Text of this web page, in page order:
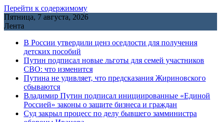
Перейти к содержимому
Пятница, 7 августа, 2026
Лента
В России утвердили ценз оседлости для получения
детских пособий
Путин подписал новые льготы для семей участников
СВО: что изменится
Путина не удивляет, что предсказания Жириновского
сбываются
Владимир Путин подписал инициированные «Единой
Россией» законы о защите бизнеса и граждан
Cуд закрыл процесс по делу бывшего замминистра